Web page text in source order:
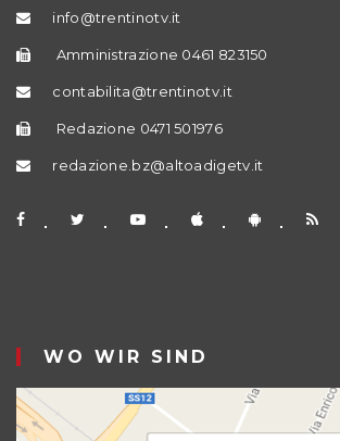
info@trentinotv.it
Amministrazione 0461 823150
contabilita@trentinotv.it
Redazione 0471 501976
redazione.bz@altoadigetv.it
WO WIR SIND